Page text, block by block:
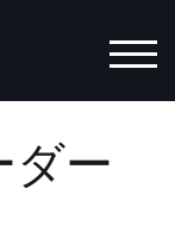
モバ
ダー